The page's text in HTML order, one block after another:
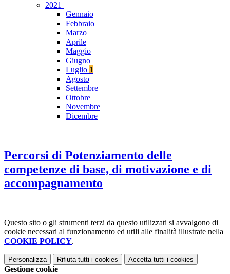
2021
Gennaio
Febbraio
Marzo
Aprile
Maggio
Giugno
Luglio 1
Agosto
Settembre
Ottobre
Novembre
Dicembre
Percorsi di Potenziamento delle
competenze di base, di motivazione e di
accompagnamento
Questo sito o gli strumenti terzi da questo utilizzati si avvalgono di
cookie necessari al funzionamento ed utili alle finalità illustrate nella
COOKIE POLICY.
Personalizza Rifiuta tutti i cookies Accetta tutti i cookies
Gestione cookie